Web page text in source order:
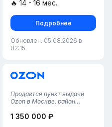
🔥 14 - 16 мес.
Подробнее
Обновлен: 05.08.2026 в
02:15
Продается пункт выдачи
Ozon в Москве, район
расположение в районе
1 350 000 ₽